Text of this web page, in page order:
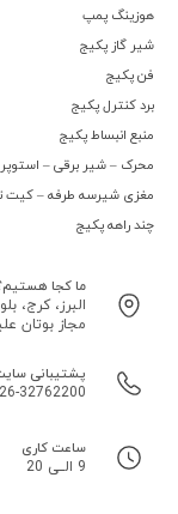
هوزینگ پمپ
شیر گاز پکیج
فن پکیج
برد کنترل پکیج
منبع انبساط پکیج
محرک – شیر برقی – استوپر
مغزی شیرسه طرفه – کیت
چند راهه پکیج
ما کجا
البرز، کرج،
مجاز بوتان
پشتیبانی
32762200
ساعت کاری
9 الــی 20